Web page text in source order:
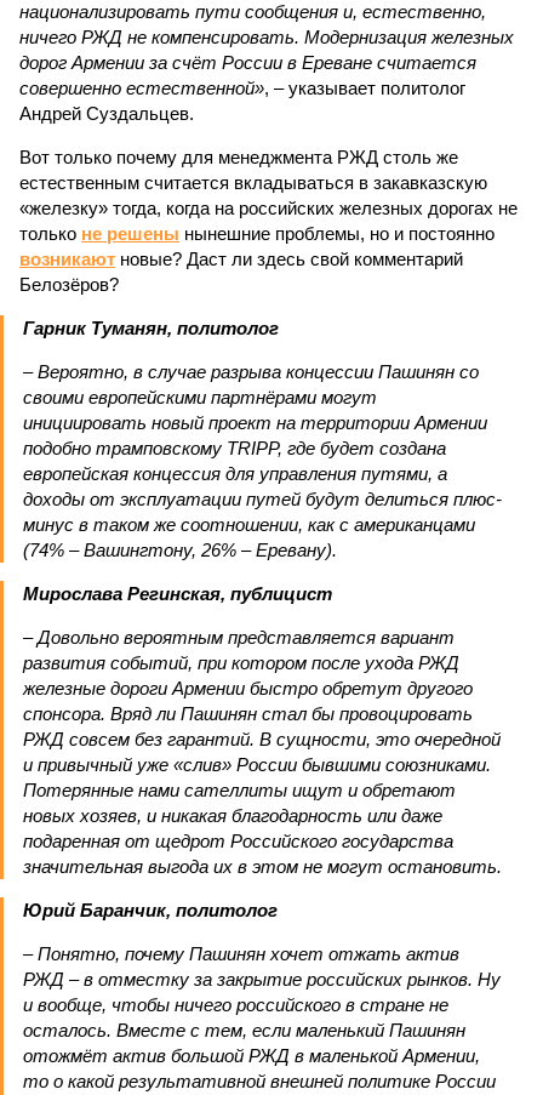
национализировать пути сообщения и, естественно,
ничего РЖД не компенсировать. Модернизация железных
дорог Армении за счёт России в Ереване считается
совершенно естественной», – указывает политолог
Андрей Суздальцев.
Вот только почему для менеджмента РЖД столь же
естественным считается вкладываться в закавказскую
«железку» тогда, когда на российских железных дорогах не
только не решены нынешние проблемы, но и постоянно
возникают новые? Даст ли здесь свой комментарий
Белозёров?
Гарник Туманян, политолог
– Вероятно, в случае разрыва концессии Пашинян со
своими европейскими партнёрами могут
инициировать новый проект на территории Армении
подобно трамповскому TRIPP, где будет создана
европейская концессия для управления путями, а
доходы от эксплуатации путей будут делиться плюс-
минус в таком же соотношении, как с американцами
(74% – Вашингтону, 26% – Еревану).
Мирослава Регинская, публицист
– Довольно вероятным представляется вариант
развития событий, при котором после ухода РЖД
железные дороги Армении быстро обретут другого
спонсора. Вряд ли Пашинян стал бы провоцировать
РЖД совсем без гарантий. В сущности, это очередной
и привычный уже «слив» России бывшими союзниками.
Потерянные нами сателлиты ищут и обретают
новых хозяев, и никакая благодарность или даже
подаренная от щедрот Российского государства
значительная выгода их в этом не могут остановить.
Юрий Баранчик, политолог
– Понятно, почему Пашинян хочет отжать актив
РЖД – в отместку за закрытие российских рынков. Ну
и вообще, чтобы ничего российского в стране не
осталось. Вместе с тем, если маленький Пашинян
отожмёт актив большой РЖД в маленькой Армении,
то о какой результативной внешней политике России